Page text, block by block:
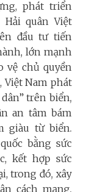
phát triển
quân Việt
đầu tư tiến
lớn mạnh
vệ chủ quyền
Việt Nam phát
trên biển,
an tâm bám
giàu từ biển.
bằng sức
kết hợp sức
trong đó, xây
cách mạng,